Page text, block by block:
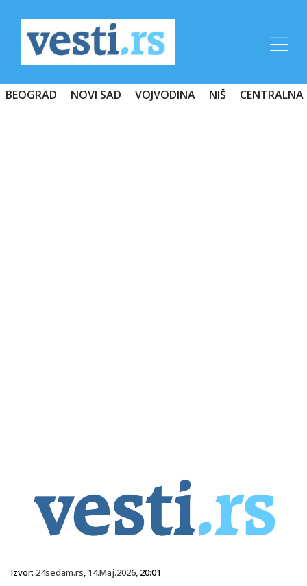
BEOGRAD NOVI SAD VOJVODINA NIŠ CENTRALNA
Izvor: 24sedam.rs, 14.Maj.2026, 20:01